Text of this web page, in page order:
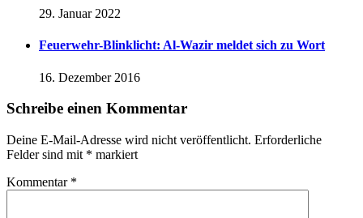
29. Januar 2022
Feuerwehr-Blinklicht: Al-Wazir meldet sich zu Wort
16. Dezember 2016
Schreibe einen Kommentar
Deine E-Mail-Adresse wird nicht veröffentlicht. Erforderliche
Felder sind mit * markiert
Kommentar *